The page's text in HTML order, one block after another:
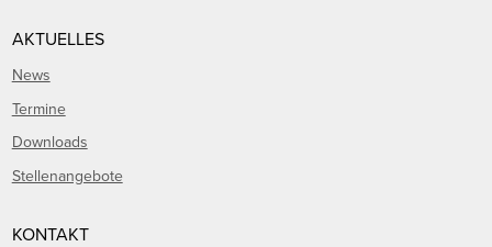
AKTUELLES
News
Termine
Downloads
Stellenangebote
KONTAKT